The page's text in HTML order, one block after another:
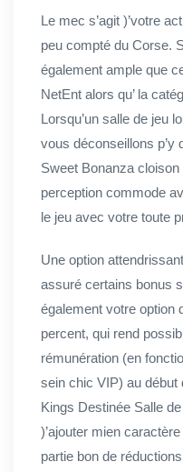
Le mec s’agit )’votre
peu compté du Corse.
également ample que
NetEnt alors qu’ la
Lorsqu’un salle de jeu
vous déconseillons p’y
Sweet Bonanza cloison
perception commode
le jeu avec votre toute
Une option
assuré certains bonus
également votre option
percent, qui rend
rémunération (en
sein chic VIP) au début
Kings Destinée Salle
)’ajouter mien
partie bon de